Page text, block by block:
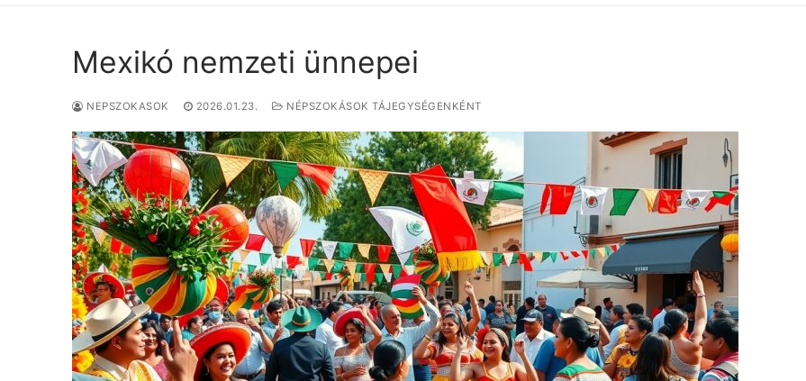
Mexikó nemzeti ünnepei
NEPSZOKASOK 2026.01.23. NÉPSZOKÁSOK TÁJEGYSÉGENKÉNT